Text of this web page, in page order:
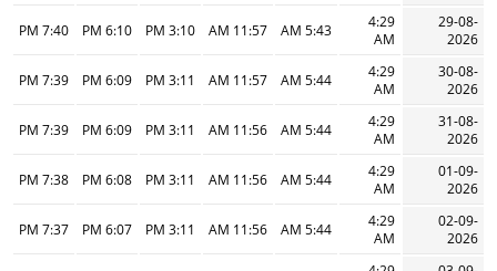
29-08-
2026
4:29
AM
5:43 AM
11:57 AM
3:10 PM
6:10 PM
7:40 PM
30-08-
2026
4:29
AM
5:44 AM
11:57 AM
3:11 PM
6:09 PM
7:39 PM
31-08-
2026
4:29
AM
5:44 AM
11:56 AM
3:11 PM
6:09 PM
7:39 PM
01-09-
2026
4:29
AM
5:44 AM
11:56 AM
3:11 PM
6:08 PM
7:38 PM
02-09-
2026
4:29
AM
5:44 AM
11:56 AM
3:11 PM
6:07 PM
7:37 PM